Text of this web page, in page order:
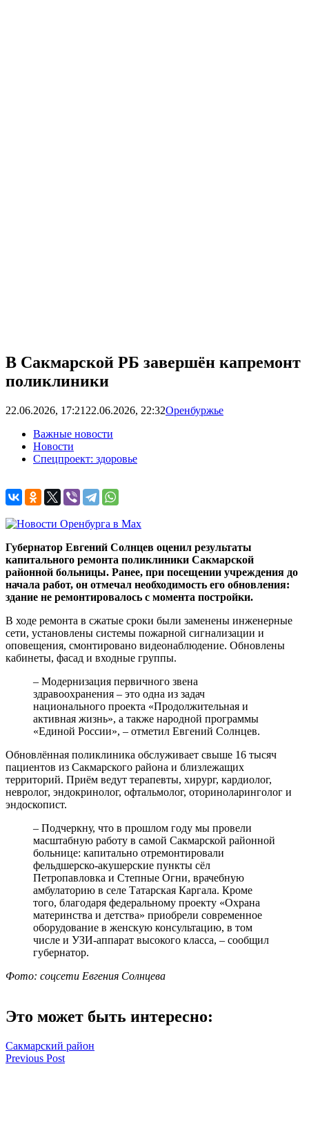
В Сакмарской РБ завершён капремонт
поликлиники
22.06.2026, 17:21 22.06.2026, 22:32Оренбуржье
Важные новости
Новости
Спецпроект: здоровье
Губернатор Евгений Солнцев оценил результаты
капитального ремонта поликлиники Сакмарской
районной больницы. Ранее, при посещении учреждения до
начала работ, он отмечал необходимость его обновления:
здание не ремонтировалось с момента постройки.
В ходе ремонта в сжатые сроки были заменены инженерные
сети, установлены системы пожарной сигнализации и
оповещения, смонтировано видеонаблюдение. Обновлены
кабинеты, фасад и входные группы.
– Модернизация первичного звена
здравоохранения – это одна из задач
национального проекта «Продолжительная и
активная жизнь», а также народной программы
«Единой России», – отметил Евгений Солнцев.
Обновлённая поликлиника обслуживает свыше 16 тысяч
пациентов из Сакмарского района и близлежащих
территорий. Приём ведут терапевты, хирург, кардиолог,
невролог, эндокринолог, офтальмолог, оториноларинголог и
эндоскопист.
– Подчеркну, что в прошлом году мы провели
масштабную работу в самой Сакмарской районной
больнице: капитально отремонтировали
фельдшерско-акушерские пункты сёл
Петропавловка и Степные Огни, врачебную
амбулаторию в селе Татарская Каргала. Кроме
того, благодаря федеральному проекту «Охрана
материнства и детства» приобрели современное
оборудование в женскую консультацию, в том
числе и УЗИ-аппарат высокого класса, – сообщил
губернатор.
Фото: соцсети Евгения Солнцева
Это может быть интересно:
Сакмарский район
Навигация
Previous Post